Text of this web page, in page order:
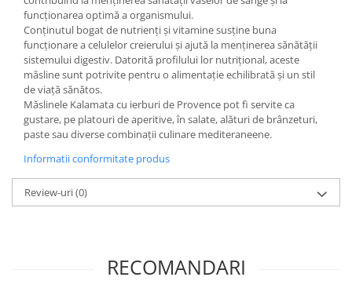
funcționarea optimă a organismului.
Conținutul bogat de nutrienți și vitamine susține buna
funcționare a celulelor creierului și ajută la menținerea sănătății
sistemului digestiv. Datorită profilului lor nutrițional, aceste
măsline sunt potrivite pentru o alimentație echilibrată și un stil
de viață sănătos.
Măslinele Kalamata cu ierburi de Provence pot fi servite ca
gustare, pe platouri de aperitive, în salate, alături de brânzeturi,
paste sau diverse combinații culinare mediteraneene.
Informatii conformitate produs
Review-uri(0)
RECOMANDARI